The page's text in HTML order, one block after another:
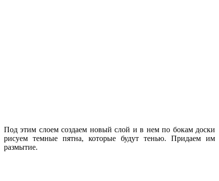
Под этим слоем создаем новый слой и в нем по бокам доски
рисуем темные пятна, которые будут тенью. Придаем им
размытие.